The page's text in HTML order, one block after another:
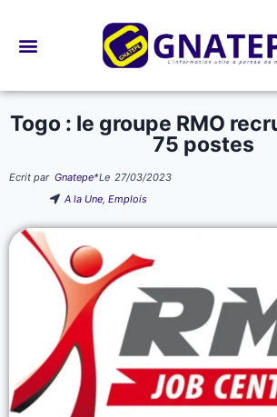
Togo : le groupe RMO
75 postes
Ecrit par Gnatepe*Le 27/03/2023
A la Une,Emplois